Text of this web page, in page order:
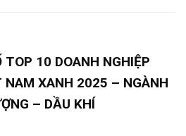
TOP 10 DOANH NGHIỆP
NAM XANH 2025 – NGÀNH
– DẦU KHÍ